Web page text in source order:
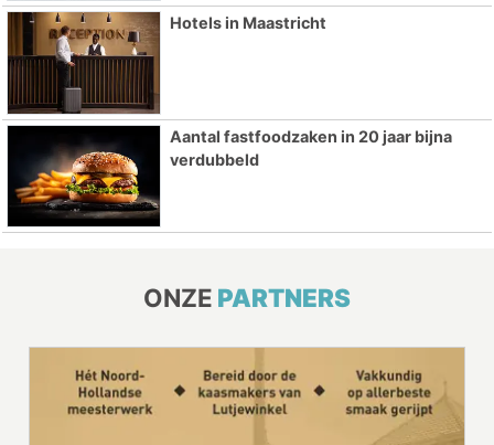
Hotels in Maastricht
Aantal fastfoodzaken in 20 jaar bijna
verdubbeld
ONZE PARTNERS